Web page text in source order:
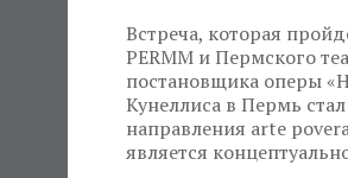
Встреча, которая
PERMM и Пермского
постановщика оперы
Кунеллиса в Пермь
направления arte
является